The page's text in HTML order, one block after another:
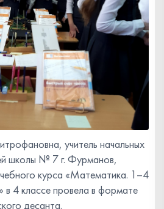
учитель начальных
школы № 7 г. Фурманов,
курса «Математика. 1–4
в 4 классе провела в формате
десанта.